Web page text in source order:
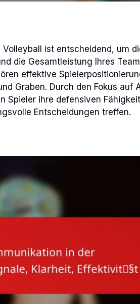
ist entscheidend, um
die Gesamtleistung Ihres
effektive
Graben. Durch den Fokus auf
Spieler ihre defensiven
Entscheidungen treffen.